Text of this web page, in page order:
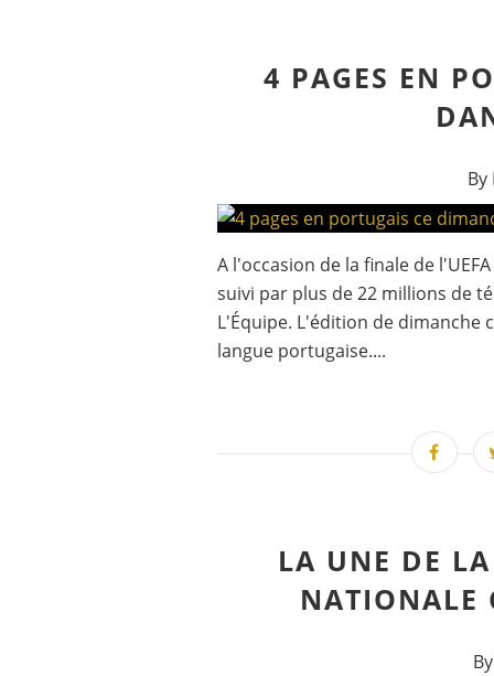
4 PAGES EN
By
A l'occasion de la finale de
suivi par plus de 22 millions de
L'Équipe. L'édition de dimanche
langue portugaise....
LA UNE DE
NATIONALE